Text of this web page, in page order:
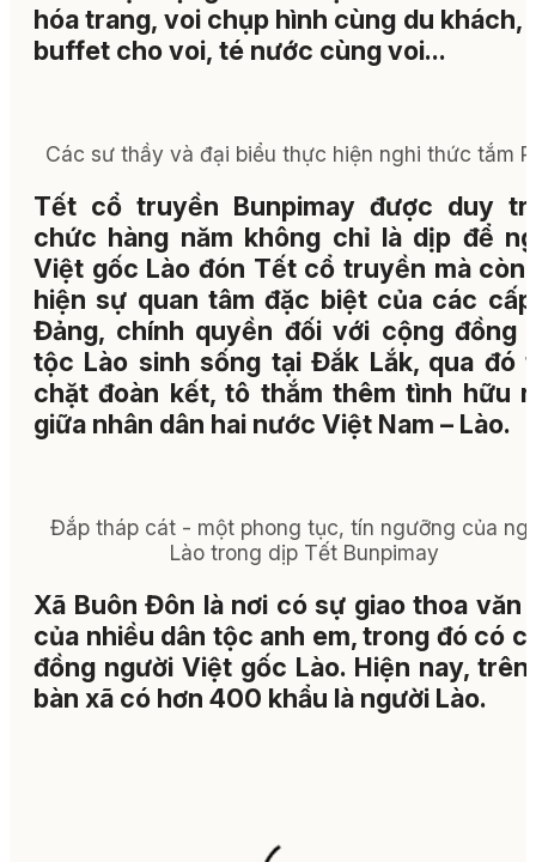
hóa trang, voi chụp hình cùng du khách,
buffet cho voi, té nước cùng voi...
Các sư thầy và đại biểu thực hiện nghi thức tắm
Tết cổ truyền Bunpimay được duy
chức hàng năm không chỉ là dịp để
Việt gốc Lào đón Tết cổ truyền mà còn
hiện sự quan tâm đặc biệt của các
Đảng, chính quyền đối với cộng đồng
tộc Lào sinh sống tại Đắk Lắk, qua đó
chặt đoàn kết, tô thắm thêm tình hữu
giữa nhân dân hai nước Việt Nam – Lào.
Đắp tháp cát - một phong tục, tín ngưỡng của
Lào trong dịp Tết Bunpimay
Xã Buôn Đôn là nơi có sự giao thoa văn
của nhiều dân tộc anh em, trong đó có
đồng người Việt gốc Lào. Hiện nay, trên
bàn xã có hơn 400 khẩu là người Lào.